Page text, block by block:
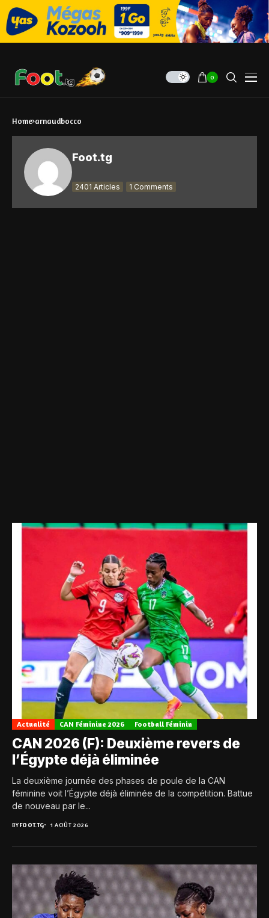
0
Home arnaudbocco
Foot.tg
2401 Articles 1 Comments
Actualité CAN Féminine 2026 Football Féminin
CAN 2026 (F): Deuxième revers de
l’Égypte déjà éliminée
La deuxième journée des phases de poule de la CAN
féminine voit l’Égypte déjà éliminée de la compétition. Battue
de nouveau par le...
BYFOOT.TG 1 AOÛT 2026